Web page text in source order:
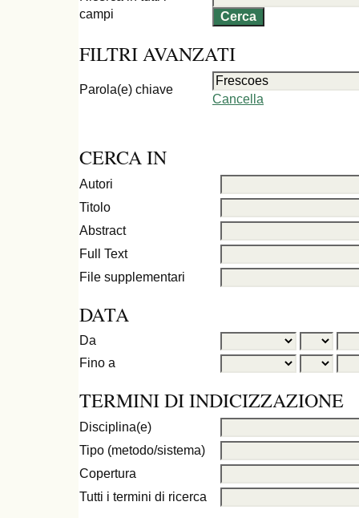
campi
FILTRI AVANZATI
Parola(e) chiave
Cancella
CERCA IN
Autori
Titolo
Abstract
Full Text
File supplementari
DATA
Da
Fino a
TERMINI DI INDICIZZAZIONE
Disciplina(e)
Tipo (metodo/sistema)
Copertura
Tutti i termini di ricerca